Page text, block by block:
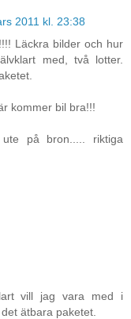
2011 kl. 23:38
Läckra bilder och hur
med, två lotter.
kommer bil bra!!!
på bron..... riktiga
vill jag vara med i
ätbara paketet.